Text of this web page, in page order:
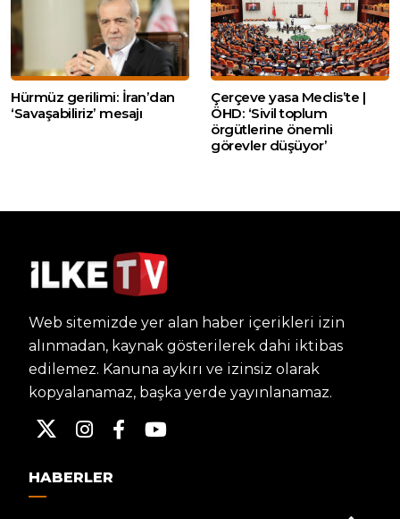
Hürmüz gerilimi: İran’dan
‘Savaşabiliriz’ mesajı
Çerçeve yasa Meclis’te |
ÖHD: ‘Sivil toplum
örgütlerine önemli
görevler düşüyor’
Web sitemizde yer alan haber içerikleri izin
alınmadan, kaynak gösterilerek dahi iktibas
edilemez. Kanuna aykırı ve izinsiz olarak
kopyalanamaz, başka yerde yayınlanamaz.
HABERLER